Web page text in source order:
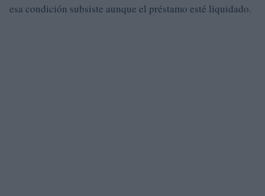
esa condición subsiste aunque el préstamo esté liquidado.